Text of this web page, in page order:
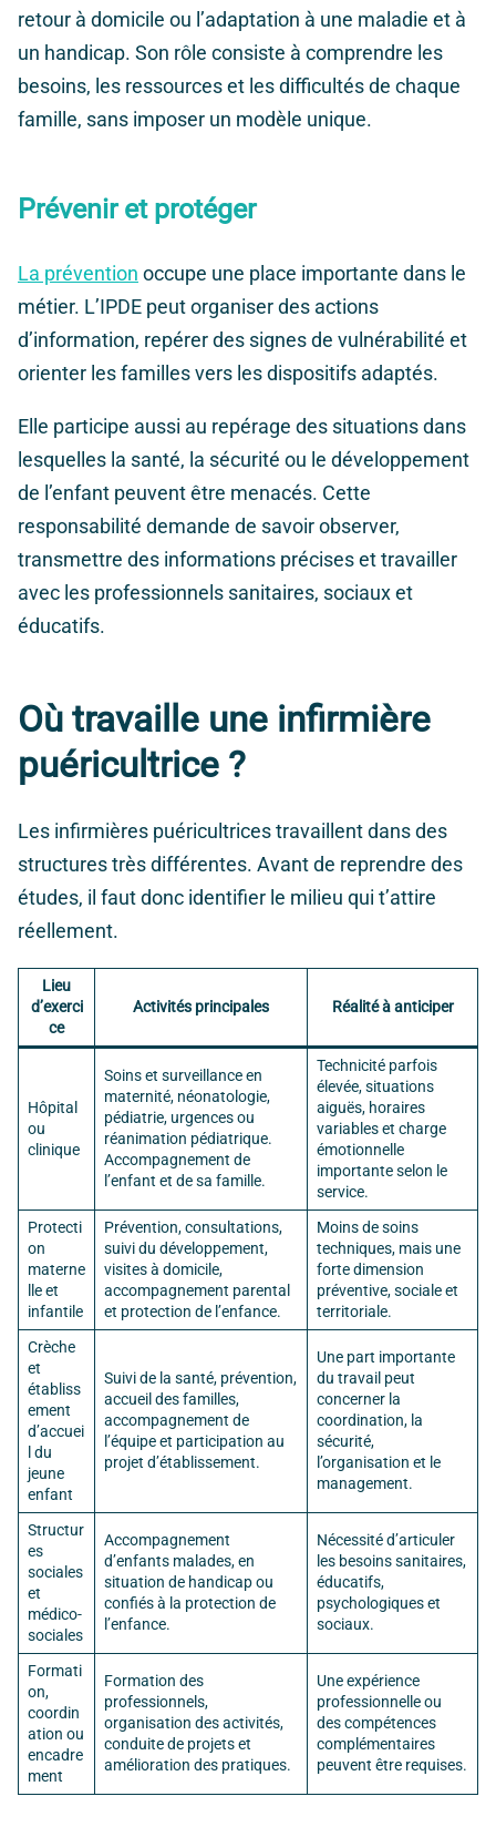
retour à domicile ou l’adaptation à une maladie et à
un handicap. Son rôle consiste à comprendre les
besoins, les ressources et les difficultés de chaque
famille, sans imposer un modèle unique.
Prévenir et protéger
La prévention occupe une place importante dans le
métier. L’IPDE peut organiser des actions
d’information, repérer des signes de vulnérabilité et
orienter les familles vers les dispositifs adaptés.
Elle participe aussi au repérage des situations dans
lesquelles la santé, la sécurité ou le développement
de l’enfant peuvent être menacés. Cette
responsabilité demande de savoir observer,
transmettre des informations précises et travailler
avec les professionnels sanitaires, sociaux et
éducatifs.
Où travaille une infirmière
puéricultrice ?
Les infirmières puéricultrices travaillent dans des
structures très différentes. Avant de reprendre des
études, il faut donc identifier le milieu qui t’attire
réellement.
Lieu
d’exerci
ce
Activités principales Réalité à anticiper
Hôpital
ou
clinique
Soins et surveillance en
maternité, néonatologie,
pédiatrie, urgences ou
réanimation pédiatrique.
Accompagnement de
l’enfant et de sa famille.
Technicité parfois
élevée, situations
aiguës, horaires
variables et charge
émotionnelle
importante selon le
service.
Protecti
on
materne
lle et
infantile
Prévention, consultations,
suivi du développement,
visites à domicile,
accompagnement parental
et protection de l’enfance.
Moins de soins
techniques, mais une
forte dimension
préventive, sociale et
territoriale.
Crèche
et
établiss
ement
d’accuei
l du
jeune
enfant
Suivi de la santé, prévention,
accueil des familles,
accompagnement de
l’équipe et participation au
projet d’établissement.
Une part importante
du travail peut
concerner la
coordination, la
sécurité,
l’organisation et le
management.
Structur
es
sociales
et
médico-
sociales
Accompagnement
d’enfants malades, en
situation de handicap ou
confiés à la protection de
l’enfance.
Nécessité d’articuler
les besoins sanitaires,
éducatifs,
psychologiques et
sociaux.
Formati
on,
coordin
ation ou
encadre
ment
Formation des
professionnels,
organisation des activités,
conduite de projets et
amélioration des pratiques.
Une expérience
professionnelle ou
des compétences
complémentaires
peuvent être requises.